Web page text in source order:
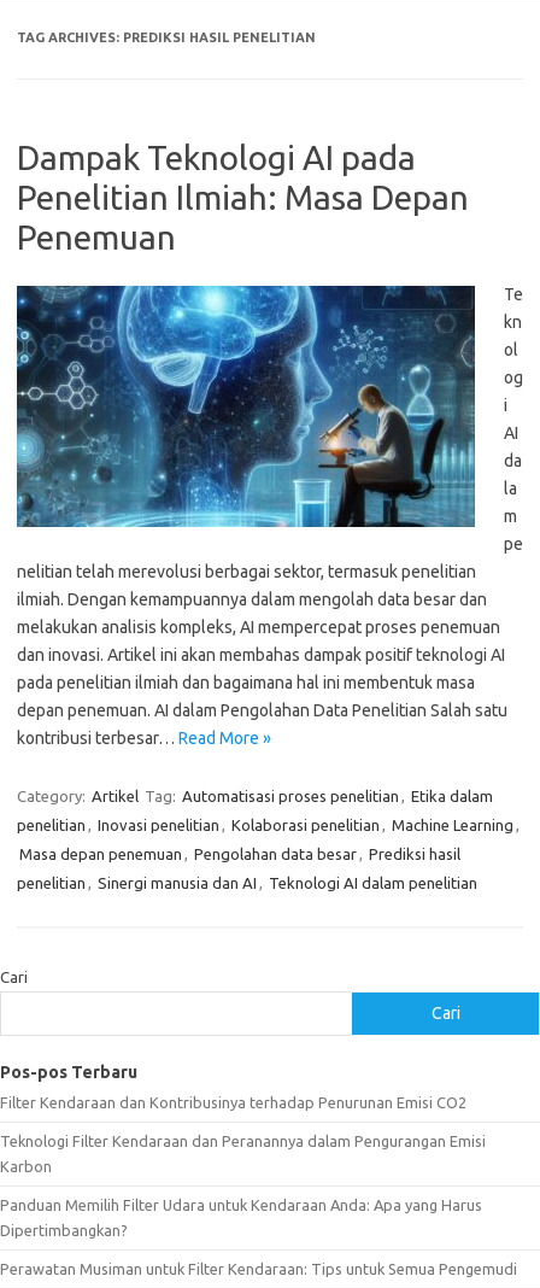
TAG ARCHIVES: PREDIKSI HASIL PENELITIAN
Dampak Teknologi AI pada
Penelitian Ilmiah: Masa Depan
Penemuan
Te
kn
ol
og
i
AI
da
la
m
pe
nelitian telah merevolusi berbagai sektor, termasuk penelitian
ilmiah. Dengan kemampuannya dalam mengolah data besar dan
melakukan analisis kompleks, AI mempercepat proses penemuan
dan inovasi. Artikel ini akan membahas dampak positif teknologi AI
pada penelitian ilmiah dan bagaimana hal ini membentuk masa
depan penemuan. AI dalam Pengolahan Data Penelitian Salah satu
kontribusi terbesar… Read More »
Category: Artikel Tag: Automatisasi proses penelitian , Etika dalam
penelitian , Inovasi penelitian , Kolaborasi penelitian , Machine Learning ,
Masa depan penemuan , Pengolahan data besar, Prediksi hasil
penelitian , Sinergi manusia dan AI , Teknologi AI dalam penelitian
Cari
Cari
Pos-pos Terbaru
Filter Kendaraan dan Kontribusinya terhadap Penurunan Emisi CO2
Teknologi Filter Kendaraan dan Peranannya dalam Pengurangan Emisi
Karbon
Panduan Memilih Filter Udara untuk Kendaraan Anda: Apa yang Harus
Dipertimbangkan?
Perawatan Musiman untuk Filter Kendaraan: Tips untuk Semua Pengemudi